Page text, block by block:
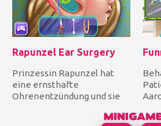
Rapunzel Ear Surgery
Prinzessin Rapunzel hat
eine ernsthafte
Ohrenentzündung und sie